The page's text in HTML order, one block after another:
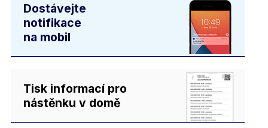
Dostávejte
notifikace
na mobil
Tisk informací pro
nástěnku v domě